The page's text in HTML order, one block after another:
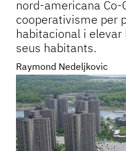
nord-americana Co-
cooperativisme per
habitacional i
seus habitants.
Raymond Nedeljkovic